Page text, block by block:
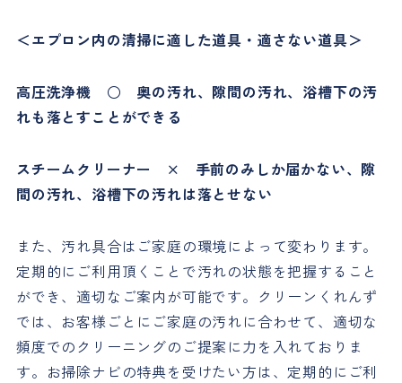
＜エプロン内の清掃に適した道具・適さない道具＞
高圧洗浄機 ○ 奥の汚れ、隙間の汚れ、浴槽下の汚
れも落とすことができる
スチームクリーナー × 手前のみしか届かない、隙
間の汚れ、浴槽下の汚れは落とせない
また、汚れ具合はご家庭の環境によって変わります。
定期的にご利用頂くことで汚れの状態を把握すること
ができ、適切なご案内が可能です。クリーンくれんず
では、お客様ごとにご家庭の汚れに合わせて、適切な
頻度でのクリーニングのご提案に力を入れておりま
す。お掃除ナビの特典を受けたい方は、定期的にご利